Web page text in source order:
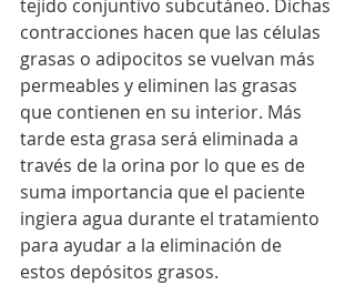
tejido conjuntivo subcutáneo. Dichas
contracciones hacen que las células
grasas o adipocitos se vuelvan más
permeables y eliminen las grasas
que contienen en su interior. Más
tarde esta grasa será eliminada a
través de la orina por lo que es de
suma importancia que el paciente
ingiera agua durante el tratamiento
para ayudar a la eliminación de
estos depósitos grasos.